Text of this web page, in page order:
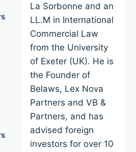
La Sorbonne and an
LL.M in International
Commercial Law
from the University
of Exeter (UK). He is
the Founder of
Belaws, Lex Nova
Partners and VB &
Partners, and has
advised foreign
investors for over 10